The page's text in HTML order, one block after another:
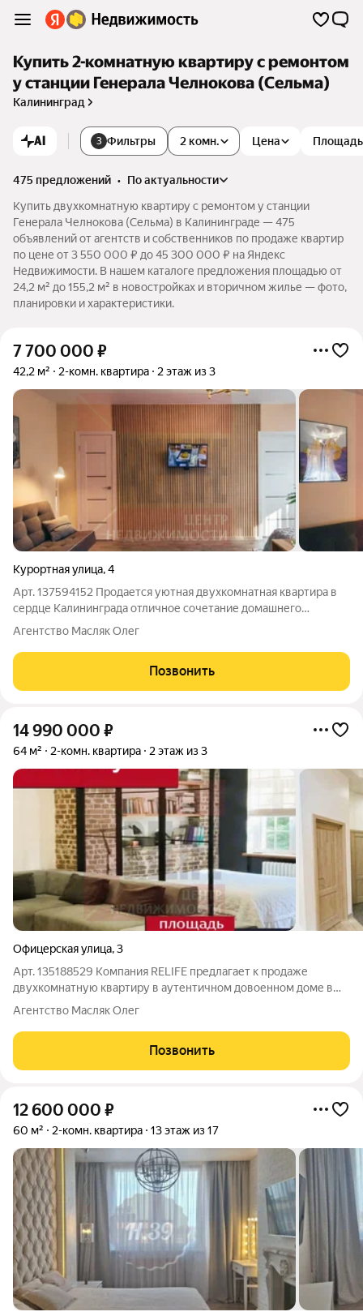
Купить 2-комнатную квартиру с ремонтом
у станции Генерала Челнокова (Сельма)
Калининград
AI 3 Фильтры 2 комн. Цена Площадь
475 предложений •
по актуальности
Купить двухкомнатную квартиру с ремонтом у станции
Генерала Челнокова (Сельма) в Калининграде — 475
объявлений от агентств и собственников по продаже квартир
по цене от 3 550 000 ₽ до 45 300 000 ₽ на Яндекс
Недвижимости. В нашем каталоге предложения площадью от
24,2 м² до 155,2 м² в новостройках и вторичном жилье — фото,
планировки и характеристики.
7 700 000 ₽
42,2 м² 2-комн. квартира 2 этаж из 3
Курортная улица,4
Арт. 137594152 Продается уютная двухкомнатная квартира в
сердце Калининграда отличное сочетание домашнего
комфорта, практичности и выгодной цены. Идеальный вариант
кирпичном доме и быстрый выход на
Агентство Масляк Олег
Позвонить
14 990 000 ₽
64 м² 2-комн. квартира 2 этаж из 3
Офицерская улица,3
Арт. 135188529 Компания RELIFE предлагает к продаже
двухкомнатную квартиру в аутентичном довоенном доме в
самом сердце района Амалиенау. Уникальное сочетание
современной инфраструктуры. О
Агентство Масляк Олег
Позвонить
12 600 000 ₽
60 м² 2-комн. квартира 13 этаж из 17